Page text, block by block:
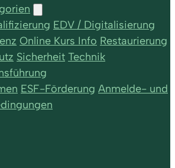
EDV / Digitalisierung
Online Kurs Info Restaurierung
Sicherheit Technik
ESF-Förderung Anmelde- und